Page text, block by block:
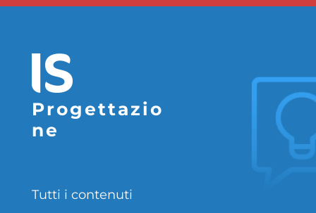
Progettazio
ne
Tutti i contenuti